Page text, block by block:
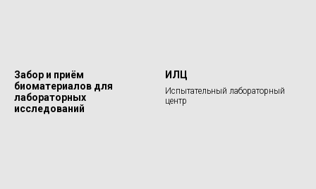
Забор и приём
биоматериалов для
лабораторных
исследований
ИЛЦ
Испытательный лабораторный
центр